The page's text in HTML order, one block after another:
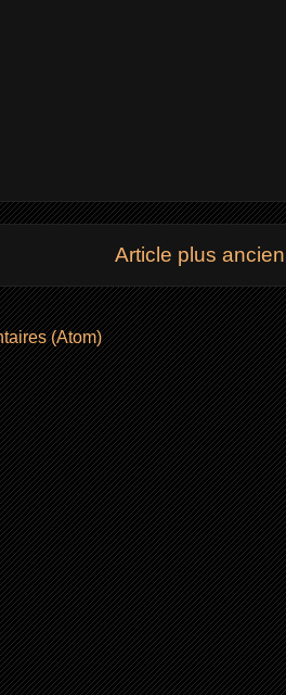
Article plus ancien
(Atom)